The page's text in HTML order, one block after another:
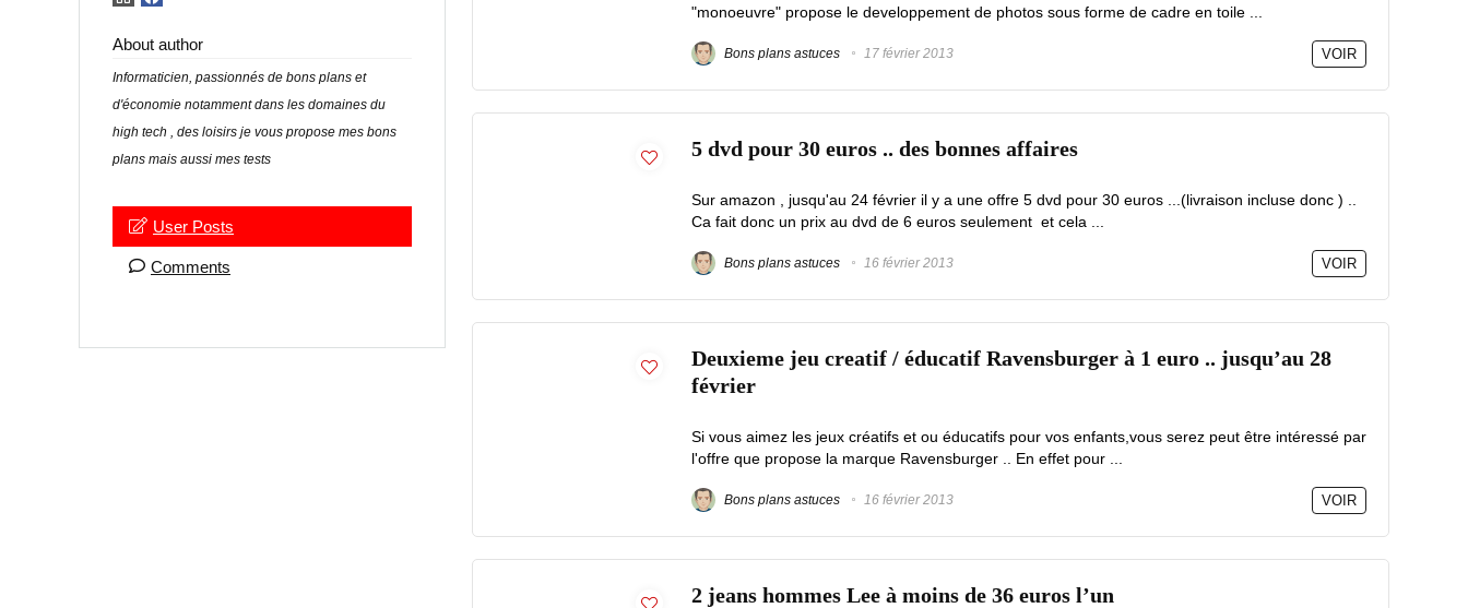
About author
Informaticien, passionnés de bons plans et
d'économie notamment dans les domaines du
high tech , des loisirs je vous propose mes bons
plans mais aussi mes tests
User Posts
Comments
"monoeuvre" propose le developpement de photos sous forme de cadre en toile ...
Bons plans astuces 17 février 2013 VOIR
5 dvd pour 30 euros .. des bonnes affaires
Sur amazon , jusqu'au 24 février il y a une offre 5 dvd pour 30 euros ...(livraison incluse donc ) ..
Ca fait donc un prix au dvd de 6 euros seulement et cela ...
Bons plans astuces 16 février 2013 VOIR
Deuxieme jeu creatif / éducatif Ravensburger à 1 euro .. jusqu’au 28
février
Si vous aimez les jeux créatifs et ou éducatifs pour vos enfants,vous serez peut être intéressé par
l'offre que propose la marque Ravensburger .. En effet pour ...
Bons plans astuces 16 février 2013 VOIR
2 jeans hommes Lee à moins de 36 euros l’un